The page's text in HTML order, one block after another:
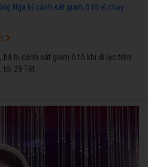
Nga bị cảnh sát giam ô tô vì chạy
bà bị cảnh sát giam ô tô khi đi lạc trên
tối 29 Tết.